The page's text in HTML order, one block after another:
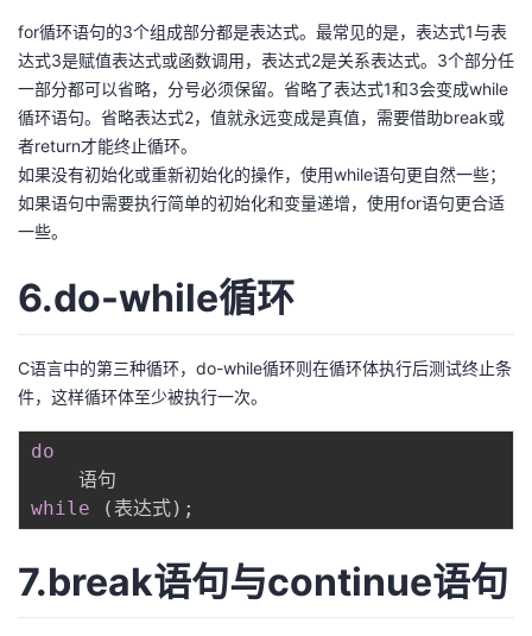
for循环语句的3个组成部分都是表达式。最常见的是，表达式1与表
达式3是赋值表达式或函数调用，表达式2是关系表达式。3个部分任
一部分都可以省略，分号必须保留。省略了表达式1和3会变成while
循环语句。省略表达式2，值就永远变成是真值，需要借助break或
者return才能终止循环。
如果没有初始化或重新初始化的操作，使用while语句更自然一些；
如果语句中需要执行简单的初始化和变量递增，使用for语句更合适
一些。
6.do-while循环
C语言中的第三种循环，do-while循环则在循环体执行后测试终止条
件，这样循环体至少被执行一次。
do
while
(表达式) ;
7.break语句与continue语句